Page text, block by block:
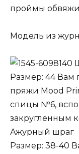
проймы
Модель из
Размер: 44 Вам
пряжи Mood
спицы №6,
закругленным
Ажурный шраг
Размер: 38-40